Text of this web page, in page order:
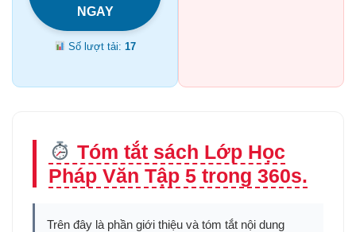
NGAY
Số lượt tải: 17
Tóm tắt sách Lớp Học
Pháp Văn Tập 5 trong 360s.
Trên đây là phần giới thiệu và tóm tắt nội dung